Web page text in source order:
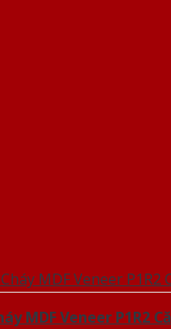
MDF Veneer P1R2